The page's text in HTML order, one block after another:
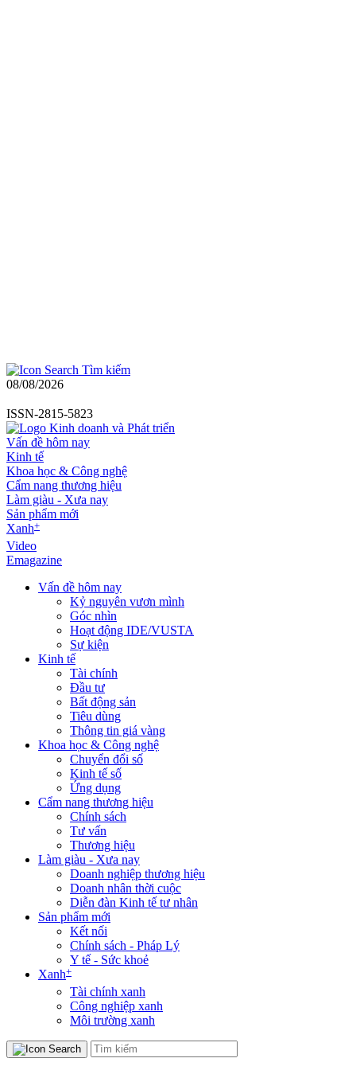
Tìm kiếm
08/08/2026
ISSN-2815-5823
Vấn đề hôm nay
Kinh tế
Khoa học & Công nghệ
Cẩm nang thương hiệu
Làm giàu - Xưa nay
Sản phẩm mới
Xanh+
Video
Emagazine
Vấn đề hôm nay
Kỷ nguyên vươn mình
Góc nhìn
Hoạt động IDE/VUSTA
Sự kiện
Kinh tế
Tài chính
Đầu tư
Bất động sản
Tiêu dùng
Thông tin giá vàng
Khoa học & Công nghệ
Chuyển đổi số
Kinh tế số
Ứng dụng
Cẩm nang thương hiệu
Chính sách
Tư vấn
Thương hiệu
Làm giàu - Xưa nay
Doanh nghiệp thương hiệu
Doanh nhân thời cuộc
Diễn đàn Kinh tế tư nhân
Sản phẩm mới
Kết nối
Chính sách - Pháp Lý
Y tế - Sức khoẻ
Xanh+
Tài chính xanh
Công nghiệp xanh
Môi trường xanh